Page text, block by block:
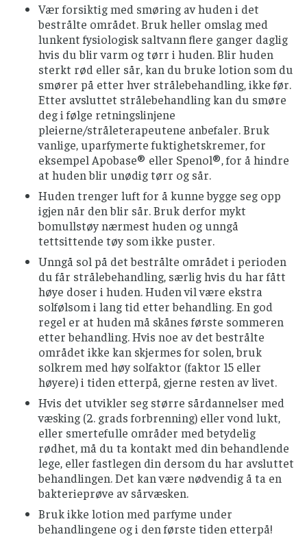
Vær forsiktig med smøring av huden i det
bestrålte området. Bruk heller omslag med
lunkent fysiologisk saltvann flere ganger daglig
hvis du blir varm og tørr i huden. Blir huden
sterkt rød eller sår, kan du bruke lotion som du
smører på etter hver strålebehandling, ikke før.
Etter avsluttet strålebehandling kan du smøre
deg i følge retningslinjene
pleierne/stråleterapeutene anbefaler. Bruk
vanlige, uparfymerte fuktighetskremer, for
eksempel Apobase® eller Spenol®, for å hindre
at huden blir unødig tørr og sår.
Huden trenger luft for å kunne bygge seg opp
igjen når den blir sår. Bruk derfor mykt
bomullstøy nærmest huden og unngå
tettsittende tøy som ikke puster.
Unngå sol på det bestrålte området i perioden
du får strålebehandling, særlig hvis du har fått
høye doser i huden. Huden vil være ekstra
solfølsom i lang tid etter behandling. En god
regel er at huden må skånes første sommeren
etter behandling. Hvis noe av det bestrålte
området ikke kan skjermes for solen, bruk
solkrem med høy solfaktor (faktor 15 eller
høyere) i tiden etterpå, gjerne resten av livet.
Hvis det utvikler seg større sårdannelser med
væsking (2. grads forbrenning) eller vond lukt,
eller smertefulle områder med betydelig
rødhet, må du ta kontakt med din behandlende
lege, eller fastlegen din dersom du har avsluttet
behandlingen. Det kan være nødvendig å ta en
bakterieprøve av sårvæsken.
Bruk ikke lotion med parfyme under
behandlingene og i den første tiden etterpå!